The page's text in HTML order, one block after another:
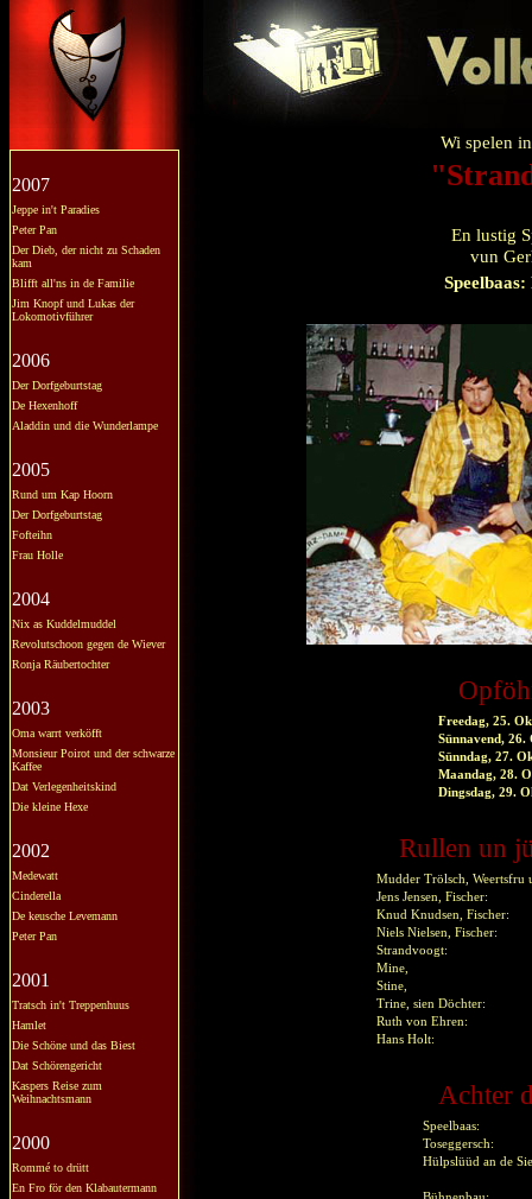
2007
Jeppe in't Paradies
Peter Pan
Der Dieb, der nicht zu Schaden
kam
Blifft all'ns in de Familie
Jim Knopf und Lukas der
Lokomotivführer
2006
Der Dorfgeburtstag
De Hexenhoff
Aladdin und die Wunderlampe
2005
Rund um Kap Hoorn
Der Dorfgeburtstag
Fofteihn
Frau Holle
2004
Nix as Kuddelmuddel
Revolutschoon gegen de Wiever
Ronja Räubertochter
2003
Oma warrt verköfft
Monsieur Poirot und der schwarze
Kaffee
Dat Verlegenheitskind
Die kleine Hexe
2002
Medewatt
Cinderella
De keusche Levemann
Peter Pan
2001
Tratsch in't Treppenhuus
Hamlet
Die Schöne und das Biest
Dat Schörengericht
Kaspers Reise zum
Weihnachtsmann
2000
Rommé to drütt
En Fro för den Klabautermann
Wi spelen
En lustig
vun
Freedag, 25.
Sünnavend, 26.
Sünndag, 27.
Maandag, 28.
Dingsdag, 29.
Rullen un
Mudder Trölsch,
Jens Jensen, Fischer:
Knud Knudsen, Fischer:
Niels Nielsen, Fischer:
Strandvoogt:
Mine,
Stine,
Trine, sien Döchter:
Ruth von Ehren:
Hans Holt:
Achter
Speelbaas:
Toseggersch:
Hülpslüüd an de